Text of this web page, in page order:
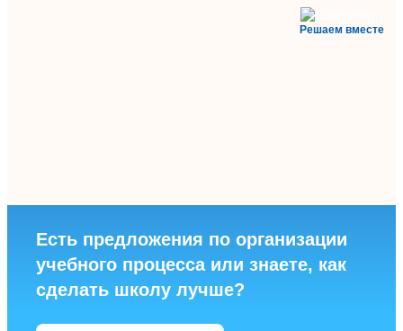
Решаем вместе
Есть предложения по организации
учебного процесса или знаете, как
сделать школу лучше?